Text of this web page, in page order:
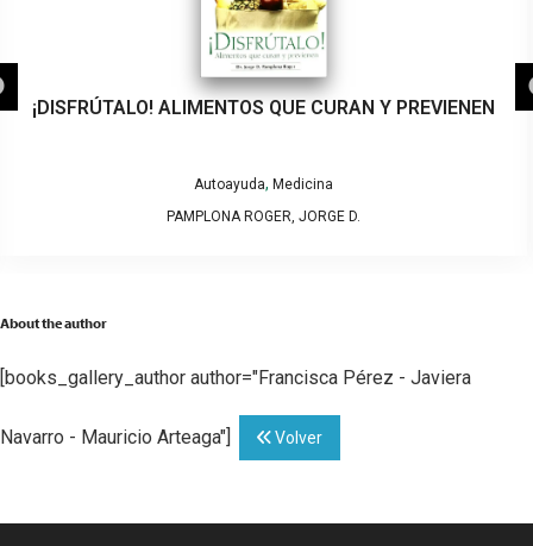
¡DISFRÚTALO! ALIMENTOS QUE CURAN Y PREVIENEN
Autoayuda, Medicina
PAMPLONA ROGER, JORGE D.
About the author
[books_gallery_author author="Francisca Pérez - Javiera
Navarro - Mauricio Arteaga"] Volver